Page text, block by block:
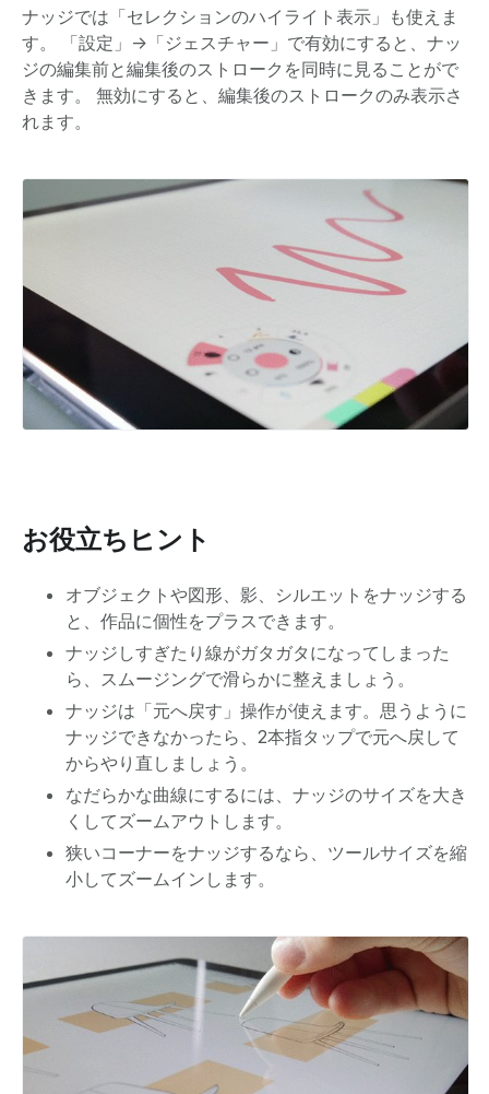
ナッジでは「セレクションのハイライト表示」も使えま
す。 「設定」→「ジェスチャー」で有効にすると、ナッ
ジの編集前と編集後のストロークを同時に見ることがで
きます。 無効にすると、編集後のストロークのみ表示さ
れます。
お役立ちヒント
オブジェクトや図形、影、シルエットをナッジする
と、作品に個性をプラスできます。
ナッジしすぎたり線がガタガタになってしまった
ら、スムージングで滑らかに整えましょう。
ナッジは「元へ戻す」操作が使えます。思うように
ナッジできなかったら、2本指タップで元へ戻して
からやり直しましょう。
なだらかな曲線にするには、ナッジのサイズを大き
くしてズームアウトします。
狭いコーナーをナッジするなら、ツールサイズを縮
小してズームインします。